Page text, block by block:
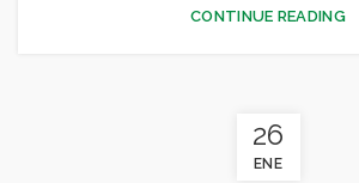
CONTINUE READING
26
ENE